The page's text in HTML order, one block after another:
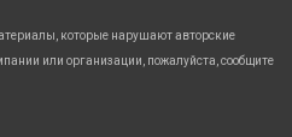
которые нарушают авторские
или организации, пожалуйста, сообщите